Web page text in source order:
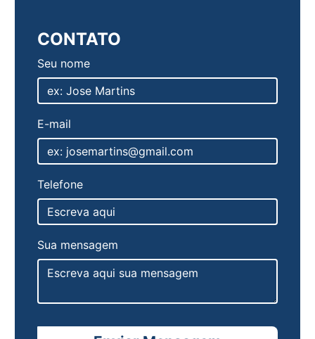
CONTATO
Seu nome
E-mail
Telefone
Sua mensagem